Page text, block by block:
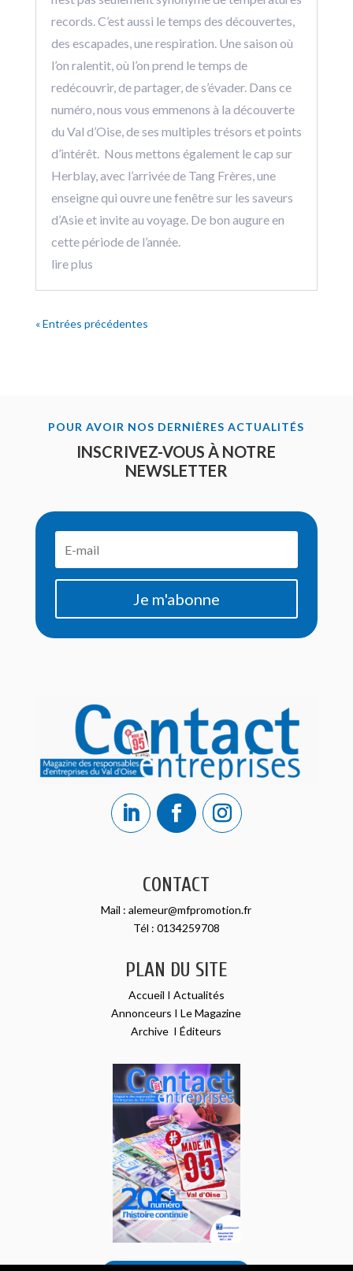
records. C’est aussi le temps des découvertes,
des escapades, une respiration. Une saison où
l’on ralentit, où l’on prend le temps de
redécouvrir, de partager, de s’évader. Dans ce
numéro, nous vous emmenons à la découverte
du Val d’Oise, de ses multiples trésors et points
d’intérêt. Nous mettons également le cap sur
Herblay, avec l’arrivée de Tang Frères, une
enseigne qui ouvre une fenêtre sur les saveurs
d’Asie et invite au voyage. De bon augure en
cette période de l’année.
lire plus
« Entrées précédentes
POUR AVOIR NOS DERNIÈRES ACTUALITÉS
INSCRIVEZ-VOUS À NOTRE
NEWSLETTER
Je m'abonne
CONTACT
Mail :alemeur@mfpromotion.fr
Tél : 0134259708
PLAN DU SITE
Accueil I Actualités
Annonceurs ILe Magazine
Archive IÉditeurs